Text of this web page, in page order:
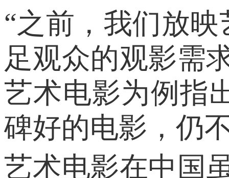
“之前，我们放
足观众的观影需
艺术电影为例指
碑好的电影，仍
艺术电影在中国